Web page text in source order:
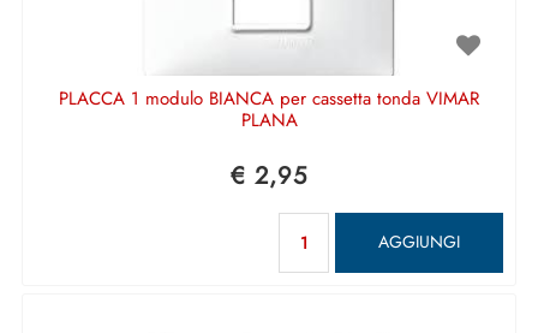
PLACCA 1 modulo BIANCA per cassetta tonda VIMAR
PLANA
€ 2,95
AGGIUNGI